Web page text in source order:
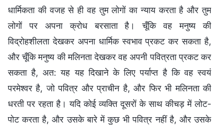
धार्मिकता की वजह से ही वह तुम लोगों का न्याय करता है और तुम
लोगों पर अपना क्रोध बरसाता है। चूँकि वह मनुष्य की
विद्रोहशीलता देखकर अपना धार्मिक स्वभाव प्रकट कर सकता है,
और चूँकि मनुष्य की मलिनता देखकर वह अपनी पवित्रता प्रकट कर
सकता है, अत: यह यह दिखाने के लिए पर्याप्त है कि वह स्वयं
परमेश्वर है, जो पवित्र और प्राचीन है, और फिर भी मलिनता की
धरती पर रहता है। यदि कोई व्यक्ति दूसरों के साथ कीचड़ में लोट-
पोट करता है, और उसके बारे में कुछ भी पवित्र नहीं है, और उसके